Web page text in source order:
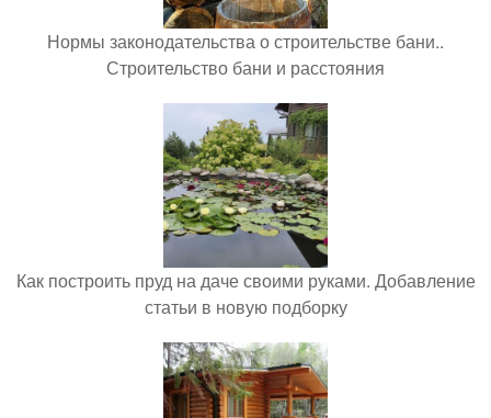
Нормы законодательства о строительстве бани..
Строительство бани и расстояния
Как построить пруд на даче своими руками. Добавление
статьи в новую подборку